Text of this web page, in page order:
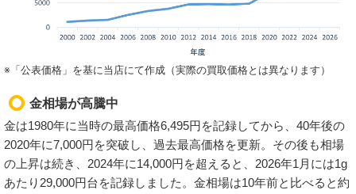
※「公表価格」を基に当店にて作成（実際の買取価格とは異なります）
金相場が高騰中
金は1980年に当時の最高価格6,495円を記録してから、40年後の
2020年に7,000円を突破し、過去最高価格を更新。その後も相場
の上昇は続き、2024年に14,000円を超えると、2026年1月には1g
あたり29,000円台を記録しました。金相場は10年前と比べると約